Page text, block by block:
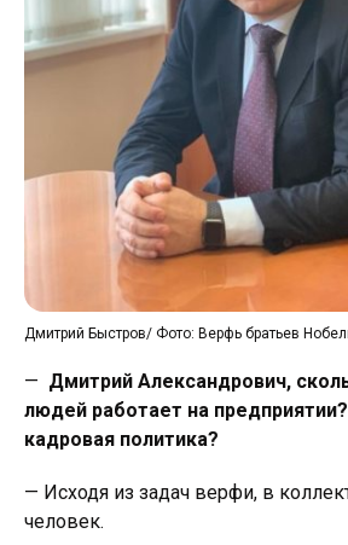
Дмитрий Быстров/ Фото: Верфь братьев
— Дмитрий Александрович,
людей работает на
кадровая политика?
— Исходя из задач верфи, в
человек.